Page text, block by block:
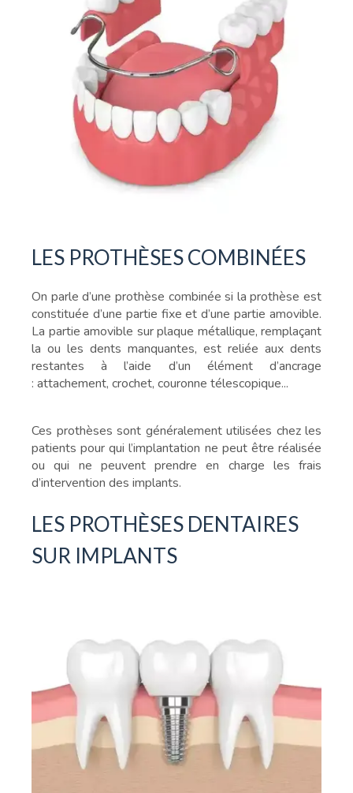
LES PROTHÈSES COMBINÉES
On parle d’une prothèse combinée si la prothèse est
constituée d’une partie fixe et d’une partie amovible.
La partie amovible sur plaque métallique, remplaçant
la ou les dents manquantes, est reliée aux dents
restantes à l’aide d’un élément d’ancrage
: attachement, crochet, couronne télescopique...
Ces prothèses sont généralement utilisées chez les
patients pour qui l’implantation ne peut être réalisée
ou qui ne peuvent prendre en charge les frais
d’intervention des implants.
LES PROTHÈSES DENTAIRES
SUR IMPLANTS